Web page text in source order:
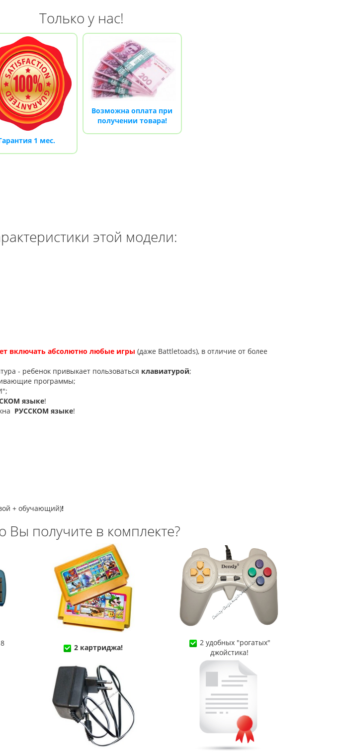
Только у нас!
1 мес.
Возможна оплата при
получении товара!
этой модели:
включать абсолютно любые игры (даже Battletoads), в отличие от более
- ребенок привыкает пользоваться клавиатурой;
программы;
языке!
РУССКОМ языке!
+ обучающий)!
Вы получите в комплекте?
2 картриджа!
2 удобных "рогатых"
джойстика!